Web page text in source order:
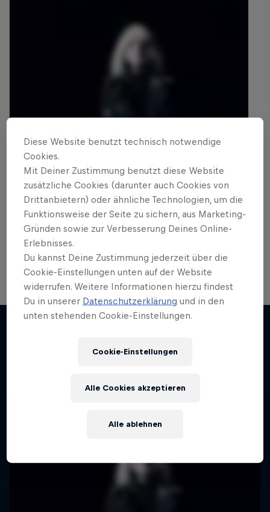
Mehr davon
Diese Website benutzt technisch notwendige
Cookies.
Mit Deiner Zustimmung benutzt diese Website
zusätzliche Cookies (darunter auch Cookies von
Drittanbietern) oder ähnliche Technologien, um die
Funktionsweise der Seite zu sichern, aus Marketing-
Gründen sowie zur Verbesserung Deines Online-
Erlebnisses.
Du kannst Deine Zustimmung jederzeit über die
Cookie-Einstellungen unten auf der Website
widerrufen. Weitere Informationen hierzu findest
Du in unserer Datenschutzerklärung und in den
unten stehenden Cookie-Einstellungen.
Cookie-Einstellungen
Alle ablehnen
Alle Cookies akzeptieren